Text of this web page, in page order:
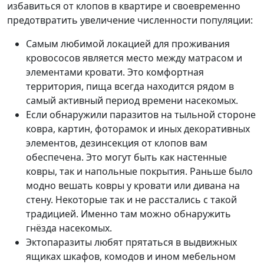
избавиться от клопов в квартире и своевременно
предотвратить увеличение численности популяции:
Самым любимой локацией для проживания
кровососов является место между матрасом и
элементами кровати. Это комфортная
территория, пища всегда находится рядом в
самый активный период времени насекомых.
Если обнаружили паразитов на тыльной стороне
ковра, картин, фоторамок и иных декоративных
элементов, дезинсекция от клопов вам
обеспечена. Это могут быть как настенные
ковры, так и напольные покрытия. Раньше было
модно вешать ковры у кровати или дивана на
стену. Некоторые так и не расстались с такой
традицией. Именно там можно обнаружить
гнёзда насекомых.
Эктопаразиты любят прятаться в выдвижных
ящиках шкафов, комодов и ином мебельном